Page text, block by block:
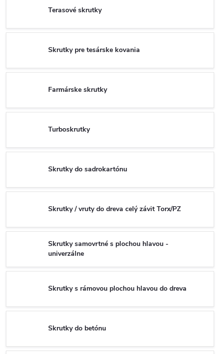
Terasové skrutky
Skrutky pre tesárske kovania
Farmárske skrutky
Turboskrutky
Skrutky do sadrokartónu
Skrutky / vruty do dreva celý závit Torx/PZ
Skrutky samovrtné s plochou hlavou -
univerzálne
Skrutky s rámovou plochou hlavou do dreva
Skrutky do betónu